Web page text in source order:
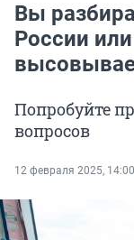
Вы
России
Попробуйте
вопросов
12 февраля 2025, 14:00